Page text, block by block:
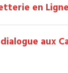
en Ligne
aux